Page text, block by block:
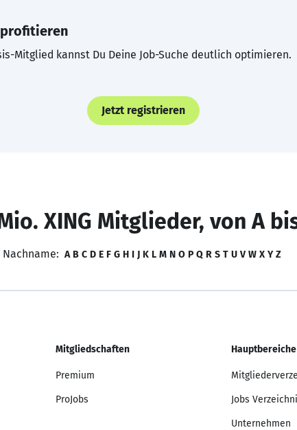
Mitglied kannst Du Deine Job-Suche deutlich optimieren.
Jetzt registrieren
XING Mitglieder, von A
Nachname: A B C D E F G H I J K L M N O P Q R S T U V W X Y Z
Mitgliedschaften
Premium
ProJobs
Hauptbereiche
Jobs
Unternehmen